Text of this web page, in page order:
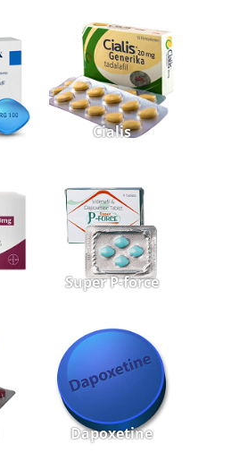
Cialis
Super P-force
Dapoxetine